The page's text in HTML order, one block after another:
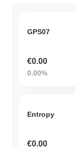
GPS07
€0.00
0.00%
Entropy
€0.00